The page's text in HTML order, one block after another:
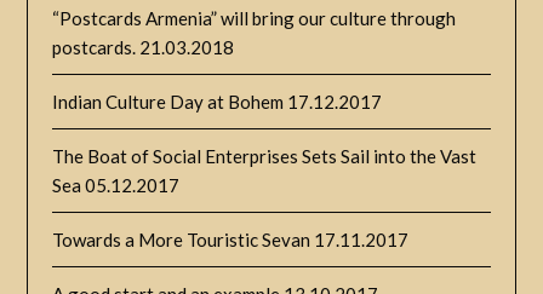
“Postcards Armenia” will bring our culture through
postcards. 21.03.2018
Indian Culture Day at Bohem 17.12.2017
The Boat of Social Enterprises Sets Sail into the Vast
Sea 05.12.2017
Towards a More Touristic Sevan 17.11.2017